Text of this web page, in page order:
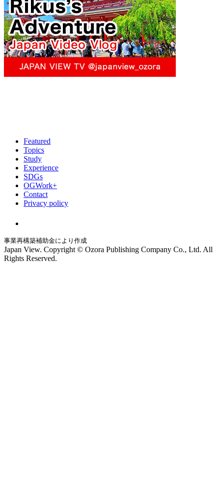
Featured
Topics
Study
Experience
SDGs
OGWork+
Contact
Privacy policy
事業再構築補助金により作成
Japan View. Copyright © Ozora Publishing Company Co., Ltd. All
Rights Reserved.